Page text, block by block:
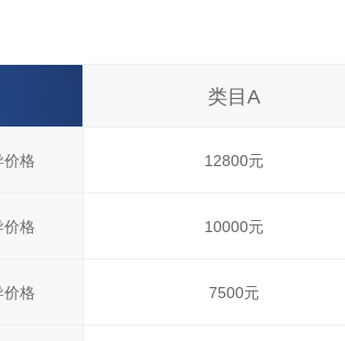
价格
价格
价格
类目A
12800元
10000元
7500元